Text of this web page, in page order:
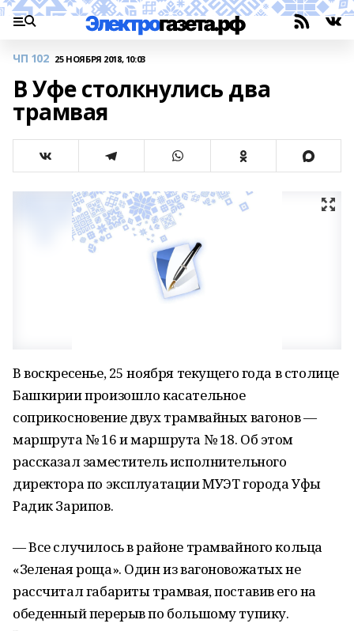
ЧП 102 25 НОЯБРЯ 2018, 10:03
В Уфе столкнулись два
трамвая
В воскресенье, 25 ноября текущего года в столице
Башкирии произошло касательное
соприкосновение двух трамвайных вагонов —
маршрута № 16 и маршрута № 18. Об этом
рассказал заместитель исполнительного
директора по эксплуатации МУЭТ города Уфы
Радик Зарипов.
— Все случилось в районе трамвайного кольца
«Зеленая роща». Один из вагоновожатых не
рассчитал габариты трамвая, поставив его на
обеденный перерыв по большому тупику.